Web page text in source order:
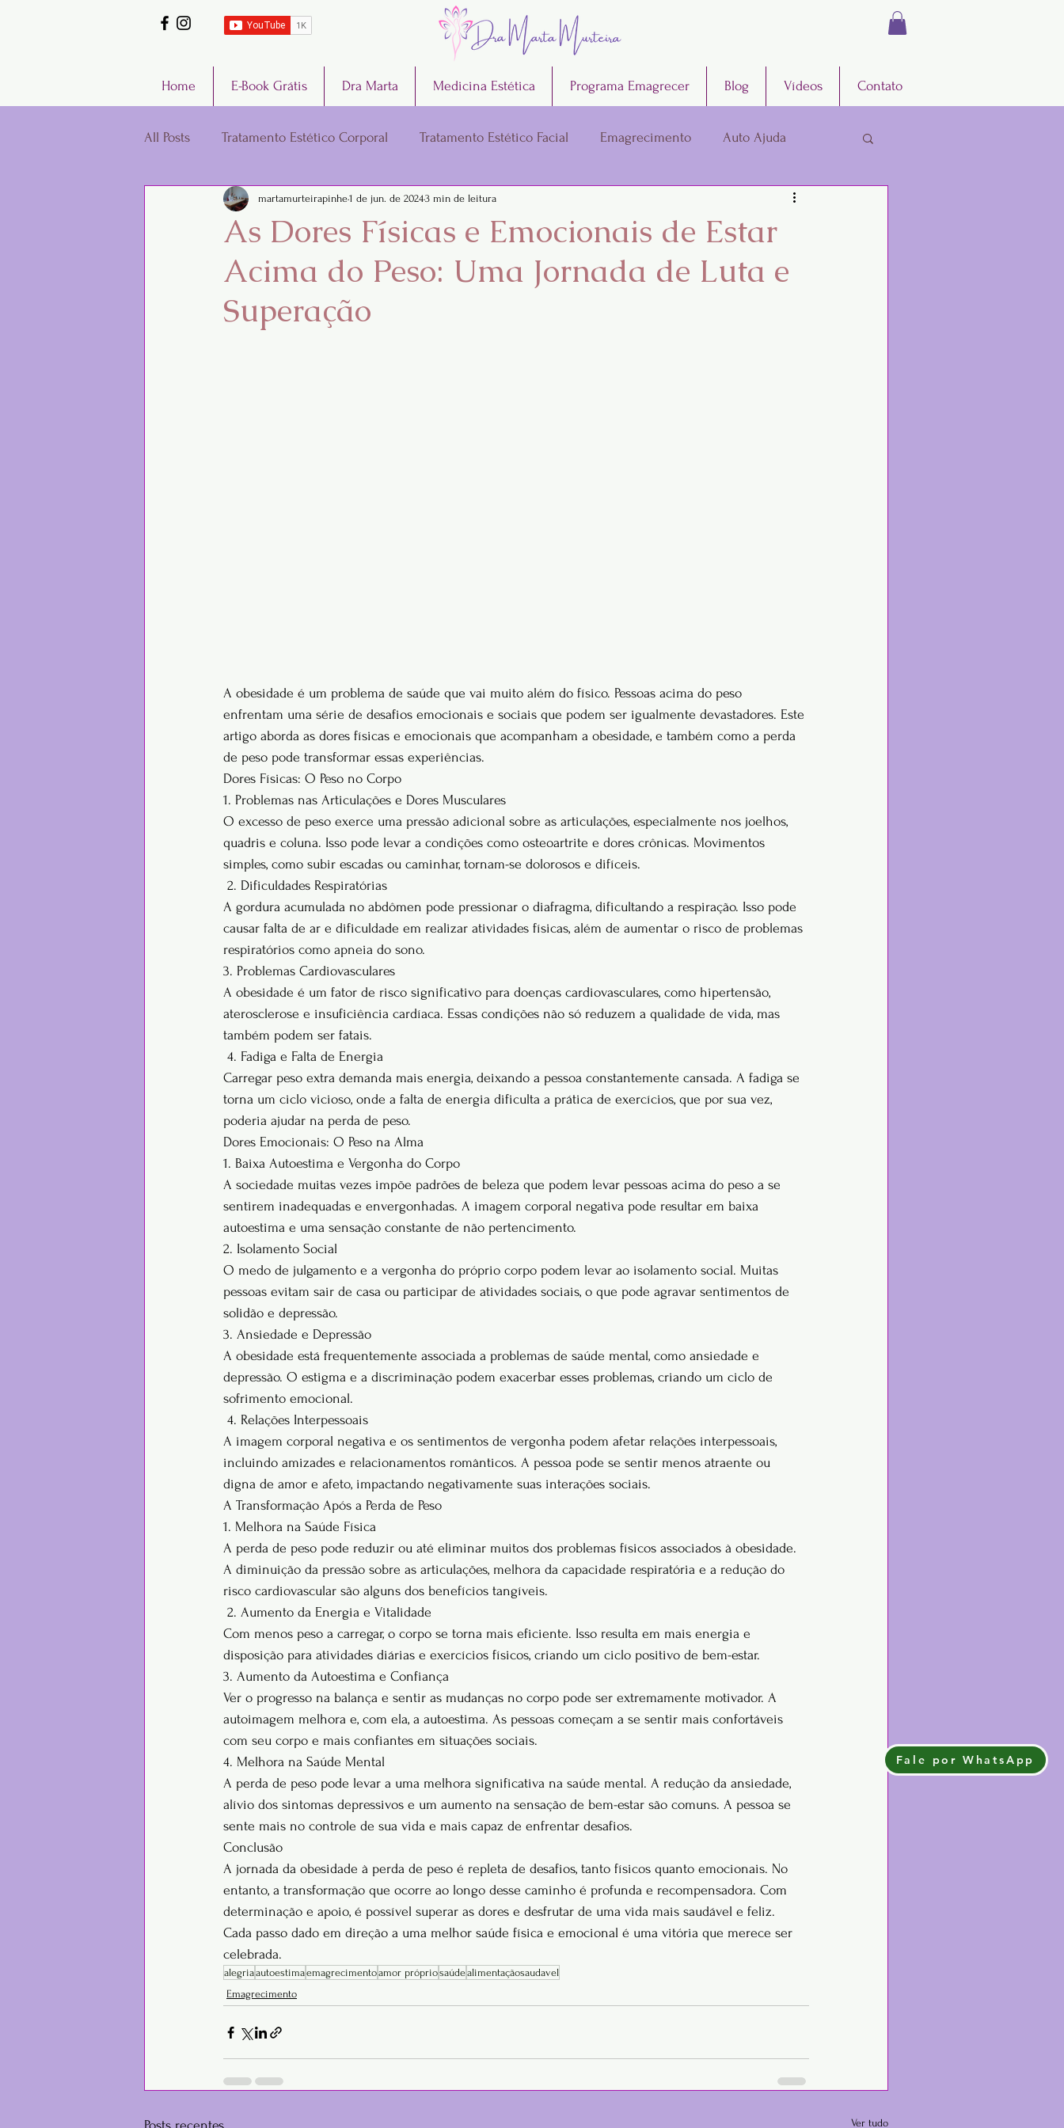
Home E-Book Grátis Dra Marta Medicina Estética Programa Emagrecer Blog Vídeos Contato
Fale por WhatsApp
All Posts Tratamento Estético Corporal Tratamento Estético Facial Emagrecimento Auto Ajuda
Sexualidade
As Dores Físicas e Emocionais de Estar
Acima do Peso: Uma Jornada de Luta e
Superação
martamurteirapinhe1 de jun. de 20243 min de leitura
A obesidade é um problema de saúde que vai muito além do físico. Pessoas acima do peso
enfrentam uma série de desafios emocionais e sociais que podem ser igualmente devastadores. Este
artigo aborda as dores físicas e emocionais que acompanham a obesidade, e também como a perda
de peso pode transformar essas experiências.
Dores Físicas: O Peso no Corpo
1. Problemas nas Articulações e Dores Musculares
O excesso de peso exerce uma pressão adicional sobre as articulações, especialmente nos joelhos,
quadris e coluna. Isso pode levar a condições como osteoartrite e dores crônicas. Movimentos
simples, como subir escadas ou caminhar, tornam-se dolorosos e difíceis.
2. Dificuldades Respiratórias
A gordura acumulada no abdômen pode pressionar o diafragma, dificultando a respiração. Isso pode
causar falta de ar e dificuldade em realizar atividades físicas, além de aumentar o risco de problemas
respiratórios como apneia do sono.
3. Problemas Cardiovasculares
A obesidade é um fator de risco significativo para doenças cardiovasculares, como hipertensão,
aterosclerose e insuficiência cardíaca. Essas condições não só reduzem a qualidade de vida, mas
também podem ser fatais.
4. Fadiga e Falta de Energia
Carregar peso extra demanda mais energia, deixando a pessoa constantemente cansada. A fadiga se
torna um ciclo vicioso, onde a falta de energia dificulta a prática de exercícios, que por sua vez,
poderia ajudar na perda de peso.
Dores Emocionais: O Peso na Alma
1. Baixa Autoestima e Vergonha do Corpo
A sociedade muitas vezes impõe padrões de beleza que podem levar pessoas acima do peso a se
sentirem inadequadas e envergonhadas. A imagem corporal negativa pode resultar em baixa
autoestima e uma sensação constante de não pertencimento.
2. Isolamento Social
O medo de julgamento e a vergonha do próprio corpo podem levar ao isolamento social. Muitas
pessoas evitam sair de casa ou participar de atividades sociais, o que pode agravar sentimentos de
solidão e depressão.
3. Ansiedade e Depressão
A obesidade está frequentemente associada a problemas de saúde mental, como ansiedade e
depressão. O estigma e a discriminação podem exacerbar esses problemas, criando um ciclo de
sofrimento emocional.
4. Relações Interpessoais
A imagem corporal negativa e os sentimentos de vergonha podem afetar relações interpessoais,
incluindo amizades e relacionamentos românticos. A pessoa pode se sentir menos atraente ou
digna de amor e afeto, impactando negativamente suas interações sociais.
A Transformação Após a Perda de Peso
1. Melhora na Saúde Física
A perda de peso pode reduzir ou até eliminar muitos dos problemas físicos associados à obesidade.
A diminuição da pressão sobre as articulações, melhora da capacidade respiratória e a redução do
risco cardiovascular são alguns dos benefícios tangíveis.
2. Aumento da Energia e Vitalidade
Com menos peso a carregar, o corpo se torna mais eficiente. Isso resulta em mais energia e
disposição para atividades diárias e exercícios físicos, criando um ciclo positivo de bem-estar.
3. Aumento da Autoestima e Confiança
Ver o progresso na balança e sentir as mudanças no corpo pode ser extremamente motivador. A
autoimagem melhora e, com ela, a autoestima. As pessoas começam a se sentir mais confortáveis
com seu corpo e mais confiantes em situações sociais.
4. Melhora na Saúde Mental
A perda de peso pode levar a uma melhora significativa na saúde mental. A redução da ansiedade,
alívio dos sintomas depressivos e um aumento na sensação de bem-estar são comuns. A pessoa se
sente mais no controle de sua vida e mais capaz de enfrentar desafios.
Conclusão
A jornada da obesidade à perda de peso é repleta de desafios, tanto físicos quanto emocionais. No
entanto, a transformação que ocorre ao longo desse caminho é profunda e recompensadora. Com
determinação e apoio, é possível superar as dores e desfrutar de uma vida mais saudável e feliz.
Cada passo dado em direção a uma melhor saúde física e emocional é uma vitória que merece ser
celebrada.
alegriaautoestimaemagrecimentoamor própriosaúdealimentaçãosaudavel
Emagrecimento
Ver tudo